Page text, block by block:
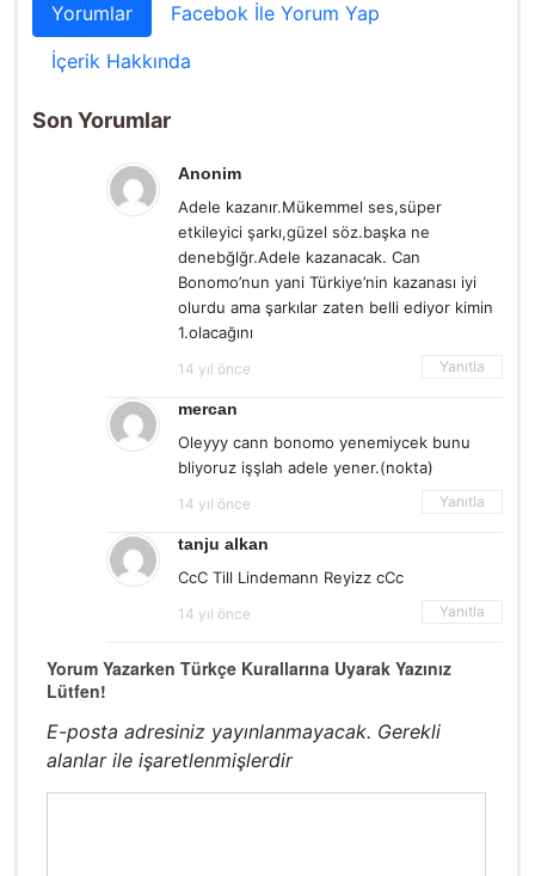
Yorumlar
Facebok İle Yorum Yap
İçerik Hakkında
Son Yorumlar
Anonim
Adele kazanır.Mükemmel ses,süper
etkileyici şarkı,güzel söz.başka ne
denebğlğr.Adele kazanacak. Can
Bonomo’nun yani Türkiye’nin kazanası iyi
olurdu ama şarkılar zaten belli ediyor kimin
1.olacağını
14 yıl önce Yanıtla
mercan
Oleyyy cann bonomo yenemiycek bunu
bliyoruz işşlah adele yener.(nokta)
14 yıl önce Yanıtla
tanju alkan
CcC Till Lindemann Reyizz cCc
14 yıl önce Yanıtla
Yorum Yazarken Türkçe Kurallarına Uyarak Yazınız
Lütfen!
E-posta adresiniz yayınlanmayacak. Gerekli
alanlar ile işaretlenmişlerdir